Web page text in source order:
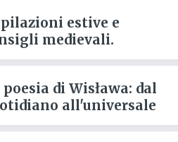
estive e
medievali.
poesia di Wisława: dal
all'universale